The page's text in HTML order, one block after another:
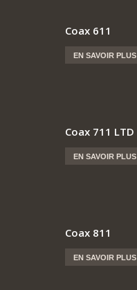
Coax 611
EN SAVOIR PLUS
Coax 711 LTD
EN SAVOIR PLUS
Coax 811
EN SAVOIR PLUS